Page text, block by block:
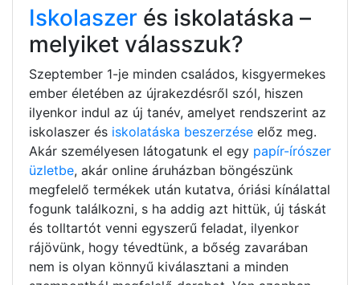
Iskolaszer és iskolatáska –
melyiket válasszuk?
Szeptember 1-je minden családos, kisgyermekes
ember életében az újrakezdésről szól, hiszen
ilyenkor indul az új tanév, amelyet rendszerint az
iskolaszer és iskolatáska beszerzése előz meg.
Akár személyesen látogatunk el egy papír-írószer
üzletbe, akár online áruházban böngészünk
megfelelő termékek után kutatva, óriási kínálattal
fogunk találkozni, s ha addig azt hittük, új táskát
és tolltartót venni egyszerű feladat, ilyenkor
rájövünk, hogy tévedtünk, a bőség zavarában
nem is olyan könnyű kiválasztani a minden